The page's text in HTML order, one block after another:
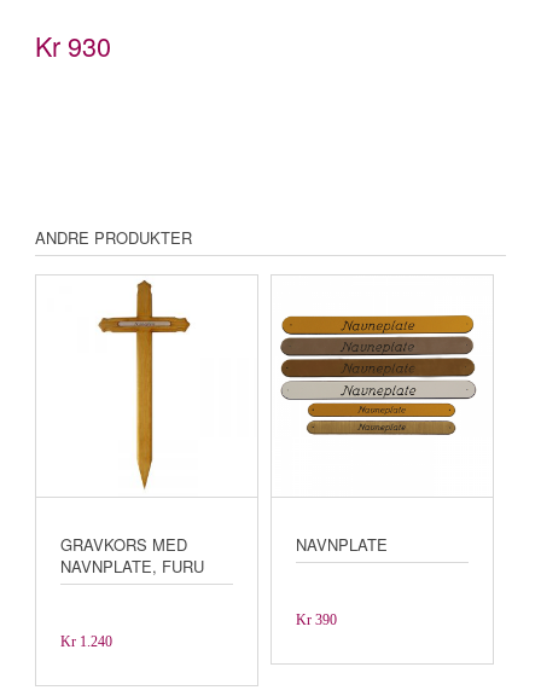
Kr930
ANDRE PRODUKTER
GRAVKORS MED
NAVNPLATE, FURU
Kr 1.240
NAVNPLATE
Kr 390